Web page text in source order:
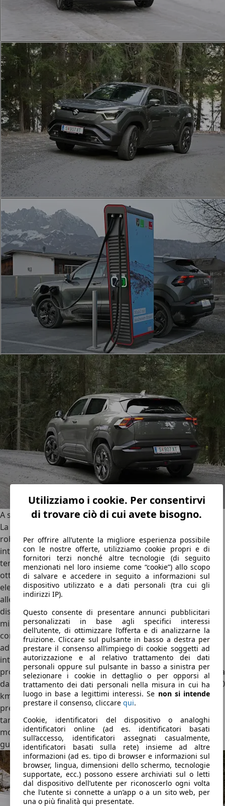
Utilizziamo i cookie. Per consentirvi
di trovare ciò di cui avete bisogno.
Per offrire all’utente la migliore esperienza possibile
con le nostre offerte, utilizziamo cookie propri e di
fornitori terzi nonché altre tecnologie (di seguito
menzionati nel loro insieme come “cookie”) allo scopo
di salvare e accedere in seguito a informazioni sul
dispositivo utilizzato e a dati personali (tra cui gli
indirizzi IP).
Questo consente di presentare annunci pubblicitari
personalizzati in base agli specifici interessi
dell’utente, di ottimizzare l’offerta e di analizzarne la
fruizione. Cliccare sul pulsante in basso a destra per
prestare il consenso all’impiego di cookie soggetti ad
autorizzazione e al relativo trattamento dei dati
personali oppure sul pulsante in basso a sinistra per
selezionare i cookie in dettaglio o per opporsi al
trattamento dei dati personali nella misura in cui ha
luogo in base a legittimi interessi. Se non si intende
prestare il consenso, cliccare qui.
Cookie, identificatori del dispositivo o analoghi
identificatori online (ad es. identificatori basati
sull’accesso, identificatori assegnati casualmente,
identificatori basati sulla rete) insieme ad altre
informazioni (ad es. tipo di browser e informazioni sul
browser, lingua, dimensioni dello schermo, tecnologie
supportate, ecc.) possono essere archiviati sul o letti
dal dispositivo dell’utente per riconoscerlo ogni volta
che l’utente si connette a un’app o a un sito web, per
una o più finalità qui presentate.
A suo agio anche fuori dall’asfalto
La Suzuki e Vitara fa onore alla sua immagine di
robustoanche nel test su fondi non asfaltati. La trazione
integrale garantisce una motricità sempre valida sia sui
terreni sconnessi sia in presenza di ghiaccio e neve. Per
ottenere questo risultato, la coppia viene distribuita
elettronicamente tra asse anteriore e posteriore in base
alle necessità. Per un utilizzo più impegnativo in off-road è
disponibile la modalità di guida Trail, che frena in modo
mirato la ruota che slitta e trasferisce più coppia a quella
con maggiore aderenza. Spunto e ripresa sono del tutto
adeguati in ogni situazione con la versione a trazione
integrale da 135 kW (183 CV) e 307 Nm di coppia di sistema
provata nel test. Il SUV, che sfiora le 1,9 tonnellate,accelera
da 0 a 100 km/h in 7,4 secondi. La velocità massima è di 150
km/h. Il telaio, però, non valorizza fino in fondo le
prestazioni su strada: per una guida più brillante la
taratura appare piuttosto morbida, con qualche
movimento di troppo su dossi e buche. In compenso, nella
guida rilassata, la Suzuki e Vitara convince per comfort.